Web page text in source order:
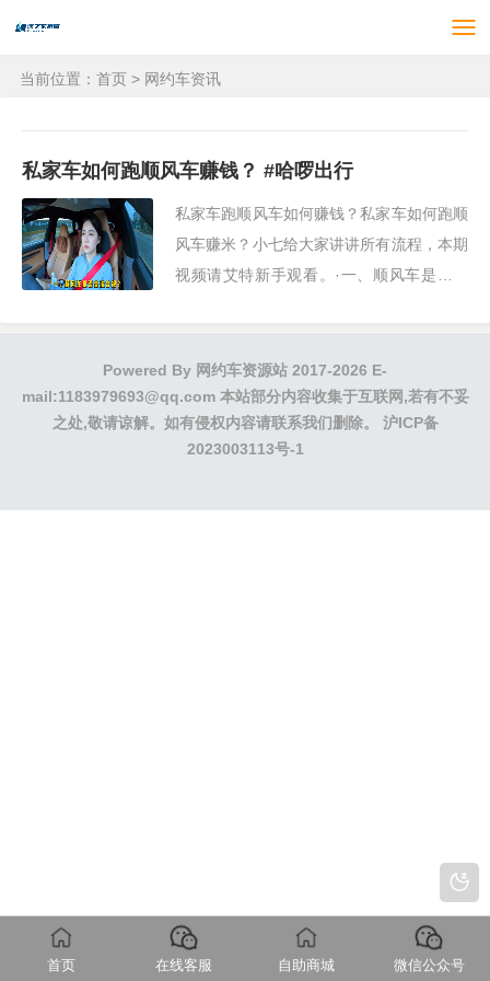
当前位置： 首页 > 网约车资讯
私家车如何跑顺风车赚钱？ #哈啰出行
私家车跑顺风车如何赚钱？私家车如何跑顺
风车赚米？小七给大家讲讲所有流程，本期
视频请艾特新手观看。·一、顺风车是否合
Powered By 网约车资源站 2017-2026 E-
mail:1183979693@qq.com 本站部分内容收集于互联网,若有不妥
之处,敬请谅解。如有侵权内容请联系我们删除。 沪ICP备
2023003113号-1
首页 在线客服 自助商城 微信公众号